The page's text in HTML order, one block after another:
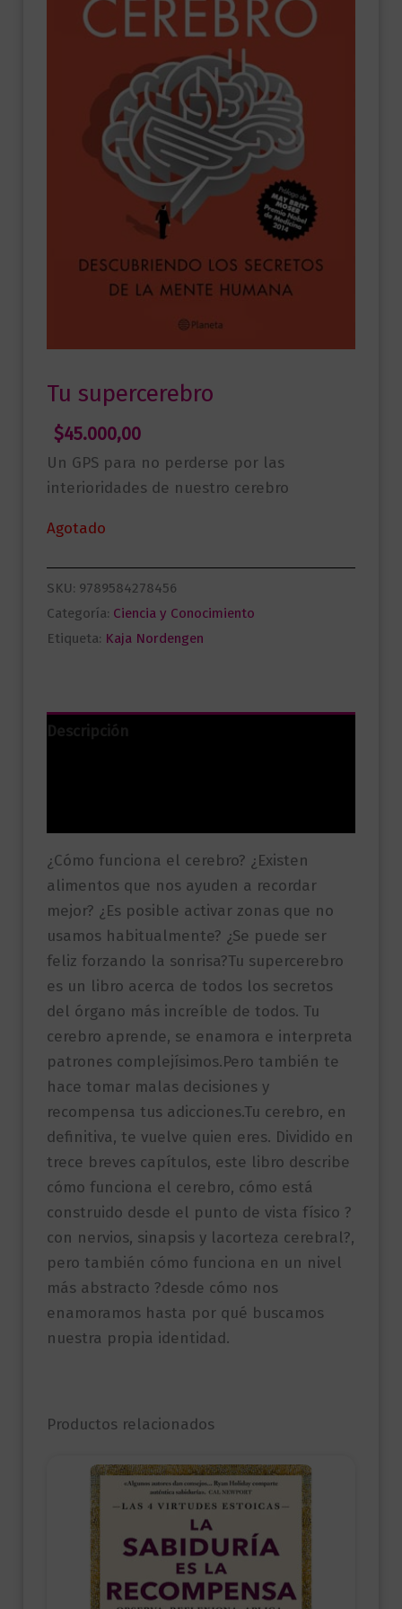
Tu supercerebro
$45.000,00
Un GPS para no perderse por las
interioridades de nuestro cerebro
Agotado
SKU: 9789584278456
Categoría: Ciencia y Conocimiento
Etiqueta: Kaja Nordengen
Descripción
¿Cómo funciona el cerebro? ¿Existen
alimentos que nos ayuden a recordar
mejor? ¿Es posible activar zonas que no
usamos habitualmente? ¿Se puede ser
feliz forzando la sonrisa?Tu supercerebro
es un libro acerca de todos los secretos
del órgano más increíble de todos. Tu
cerebro aprende, se enamora e interpreta
patrones complejísimos.Pero también te
hace tomar malas decisiones y
recompensa tus adicciones.Tu cerebro, en
definitiva, te vuelve quien eres. Dividido en
trece breves capítulos, este libro describe
cómo funciona el cerebro, cómo está
construido desde el punto de vista físico ?
con nervios, sinapsis y lacorteza cerebral?,
pero también cómo funciona en un nivel
más abstracto ?desde cómo nos
enamoramos hasta por qué buscamos
nuestra propia identidad.
Productos relacionados